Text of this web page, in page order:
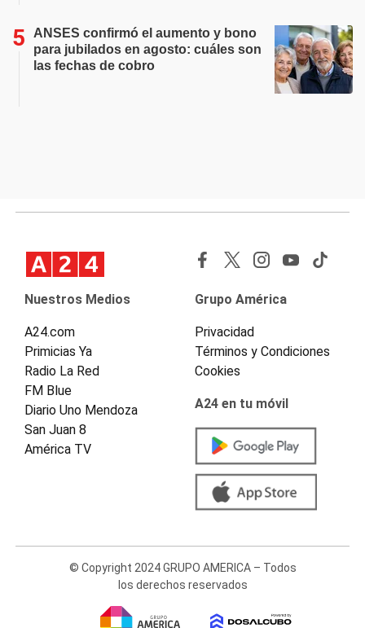
ANSES confirmó el aumento y bono
para jubilados en agosto: cuáles son
las fechas de cobro
Nuestros Medios
A24.com
Primicias Ya
Radio La Red
FM Blue
Diario Uno Mendoza
San Juan 8
América TV
Grupo América
Privacidad
Términos y Condiciones
Cookies
A24 en tu móvil
© Copyright 2024 GRUPO AMERICA – Todos
los derechos reservados